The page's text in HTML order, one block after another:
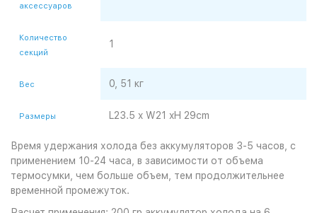
аксессуаров
Количество
секций
1
Вес 0, 51 кг
Размеры L23.5 x W21 xH 29cm
Время удержания холода без аккумуляторов 3-5 часов, с
применением 10-24 часа, в зависимости от объема
термосумки, чем больше объем, тем продолжительнее
временной промежуток.